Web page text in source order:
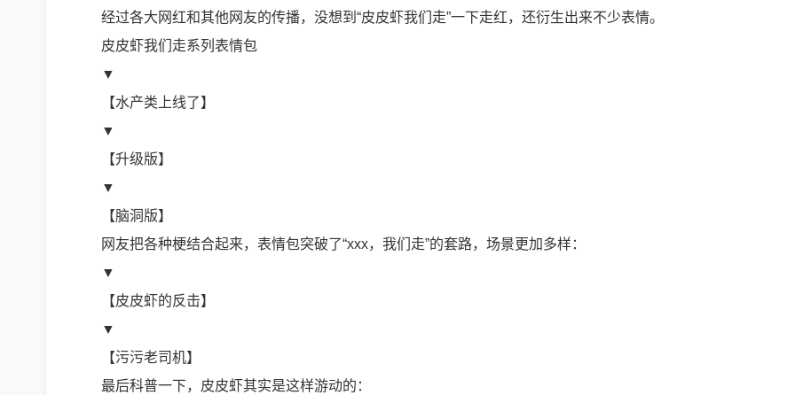
经过各大网红和其他网友的传播，没想到“皮皮虾我们走”一下走红，还衍生出来不少表情。
皮皮虾我们走系列表情包
▼
【水产类上线了】
▼
【升级版】
▼
【脑洞版】
网友把各种梗结合起来，表情包突破了“xxx，我们走”的套路，场景更加多样：
▼
【皮皮虾的反击】
▼
【污污老司机】
最后科普一下，皮皮虾其实是这样游动的：